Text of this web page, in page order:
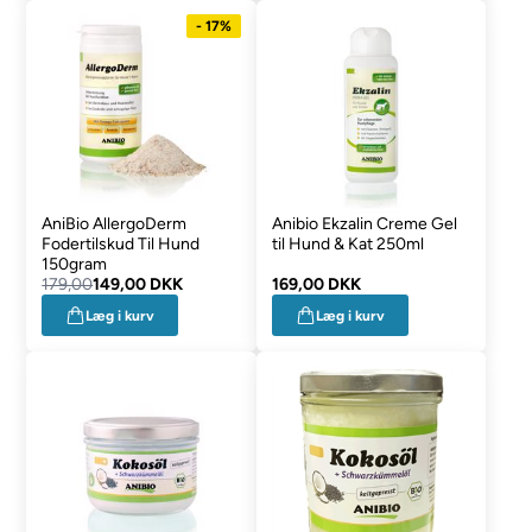
- 17%
AniBio AllergoDerm
Fodertilskud Til Hund
150gram
179,00149,00 DKK
Læg i kurv
Anibio Ekzalin Creme Gel
til Hund & Kat 250ml
169,00 DKK
Læg i kurv